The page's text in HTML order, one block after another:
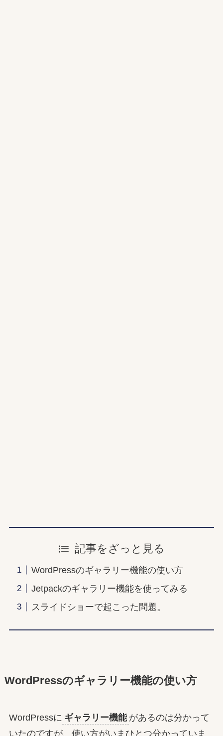
記事をざっと見る
WordPressのギャラリー機能の使い方
Jetpackのギャラリー機能を使ってみる
スライドショーで起こった問題。
WordPressのギャラリー機能の使い方
WordPressに ギャラリー機能 があるのは分かって
いたのですが、使い方がいまひとつ分かっていま